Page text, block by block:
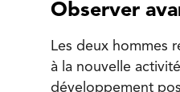
Observer
Les deux hommes
à la nouvelle
développement